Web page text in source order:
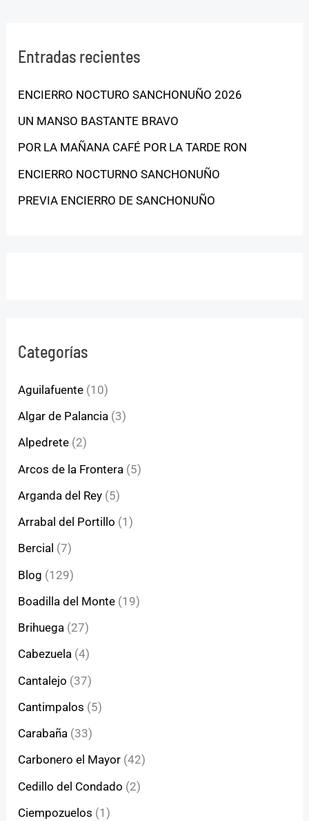
Entradas recientes
ENCIERRO NOCTURO SANCHONUÑO 2026
UN MANSO BASTANTE BRAVO
POR LA MAÑANA CAFÉ POR LA TARDE RON
ENCIERRO NOCTURNO SANCHONUÑO
PREVIA ENCIERRO DE SANCHONUÑO
Categorías
Aguilafuente (10)
Algar de Palancia (3)
Alpedrete (2)
Arcos de la Frontera (5)
Arganda del Rey (5)
Arrabal del Portillo (1)
Bercial (7)
Blog (129)
Boadilla del Monte (19)
Brihuega (27)
Cabezuela (4)
Cantalejo (37)
Cantimpalos (5)
Carabaña (33)
Carbonero el Mayor (42)
Cedillo del Condado (2)
Ciempozuelos (1)